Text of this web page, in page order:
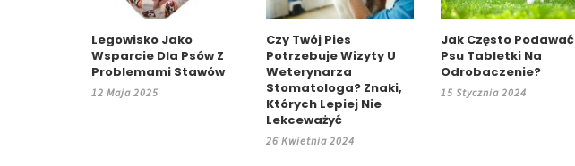
Legowisko Jako
Wsparcie Dla Psów Z
Problemami Stawów
12 Maja 2025
Czy Twój Pies
Potrzebuje Wizyty U
Weterynarza
Stomatologa? Znaki,
Których Lepiej Nie
Lekceważyć
26 Kwietnia 2024
Jak Często Podawać
Psu Tabletki Na
Odrobaczenie?
15 Stycznia 2024